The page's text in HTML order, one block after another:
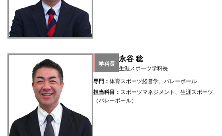
学科長
永谷 稔
生涯スポーツ学科長
専門：体育スポーツ経営学、バレーボール
担当科目： スポーツマネジメント、生涯スポーツ
（バレーボール）